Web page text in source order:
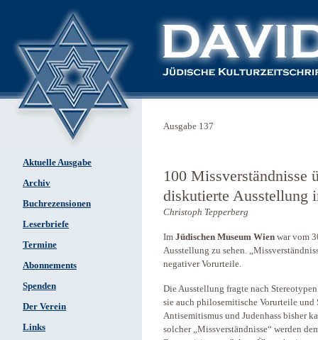
Aktuelle Ausgabe
Archiv
Buchrezensionen
Leserbriefe
Termine
Abonnements
Spenden
Der Verein
Links
Ausgabe 137
100 Missverständnisse
diskutierte Ausstellung
Christoph Tepperberg
Im Jüdischen Museum Wien war vom
Ausstellung zu sehen.
negativer Vorurteile.
Die Ausstellung fragte nach
sie auch philosemitische Vorurteile und
Antisemitismus und Judenhass bisher
solcher „Missverständnisse“ werden